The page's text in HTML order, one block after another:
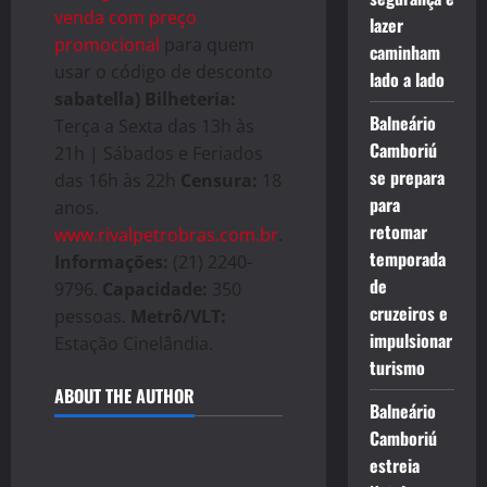
venda com preço
promocional para quem
usar o código de desconto
sabatella) Bilheteria:
Terça a Sexta das 13h às
21h | Sábados e Feriados
das 16h às 22h Censura: 18
anos.
www.rivalpetrobras.com.br
Informações: (21) 2240-
9796. Capacidade: 350
pessoas. Metrô/VLT:
Estação Cinelândia.
ABOUT THE AUTHOR
lazer
caminham
lado a lado
Balneário
Camboriú
se prepara
para
retomar
temporada
de
cruzeiros e
impulsionar
turismo
Balneário
Camboriú
estreia